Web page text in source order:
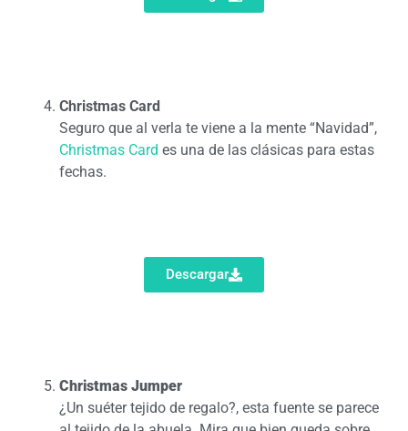
Christmas Card
Seguro que al verla te viene a la mente “Navidad”,
Christmas Card es una de las clásicas para estas
fechas.
Descargar
Christmas Jumper
¿Un suéter tejido de regalo?, esta fuente se parece